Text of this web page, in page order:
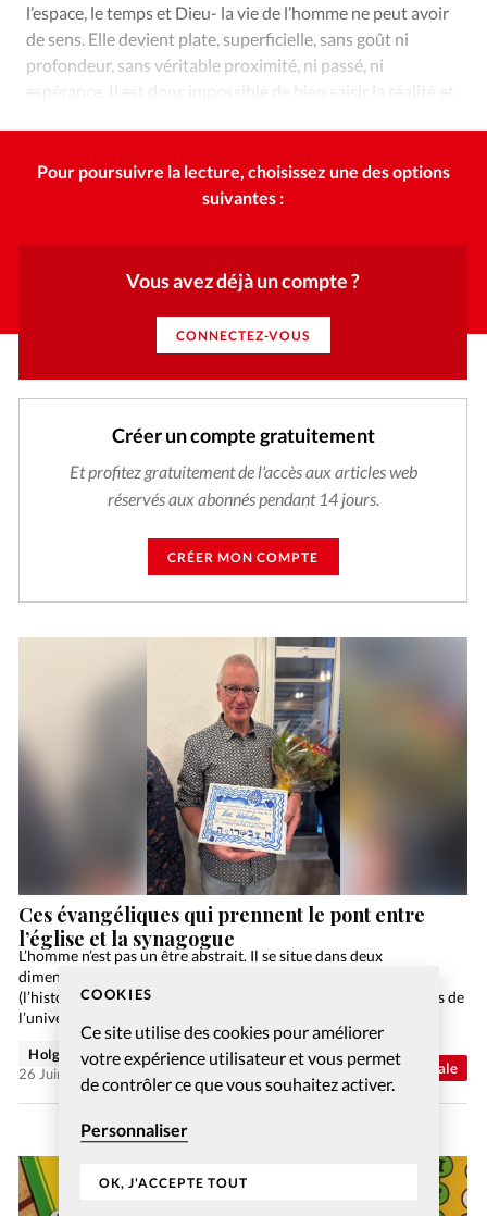
COOKIES
Ce site utilise des cookies pour améliorer
votre expérience utilisateur et vous permet
de contrôler ce que vous souhaitez activer.
Personnaliser
OK, J'ACCEPTE TOUT
l’espace, le temps et Dieu- la vie de l’homme ne peut avoir
de sens. Elle devient plate, superficielle, sans goût ni
profondeur, sans véritable proximité, ni passé, ni
espérance. Il est donc impossible de bien saisir la réalité et
Pour poursuivre la lecture, choisissez une des options
suivantes :
Vous avez déjà un compte ?
CONNECTEZ-VOUS
Créer un compte gratuitement
Et profitez gratuitement de l'accès aux articles web
réservés aux abonnés pendant 14 jours.
CRÉER MON COMPTE
Actualité internationale
Ces évangéliques qui prennent le pont entre
l’église et la synagogue
L’homme n’est pas un être abstrait. Il se situe dans deux
dimensions: celles de l’espace (la géographie) et du temps
(l’histoire). Mais ce n’est pas tout: cet espace et ce temps, trames de
l’univers et…
Holger Wetjen
26 Juin 2026
Abonnés